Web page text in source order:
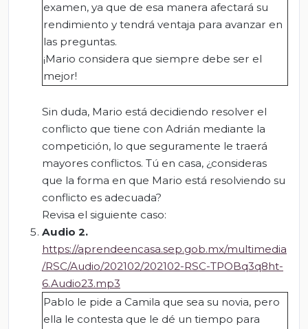
examen, ya que de esa manera afectará su
rendimiento y tendrá ventaja para avanzar en
las preguntas.
¡Mario considera que siempre debe ser el
mejor!
Sin duda, Mario está decidiendo resolver el
conflicto que tiene con Adrián mediante la
competición, lo que seguramente le traerá
mayores conflictos. Tú en casa, ¿consideras
que la forma en que Mario está resolviendo su
conflicto es adecuada?
Revisa el siguiente caso:
Audio 2.
https://aprendeencasa.sep.gob.mx/multimedia
/RSC/Audio/202102/202102-RSC-TPOBq3q8ht-
6.Audio23.mp3
Pablo le pide a Camila que sea su novia, pero
ella le contesta que le dé un tiempo para